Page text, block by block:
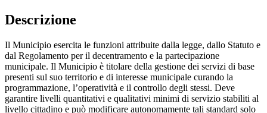
Descrizione
Il Municipio esercita le funzioni attribuite dalla legge, dallo Statuto e
dal Regolamento per il decentramento e la partecipazione
municipale. Il Municipio è titolare della gestione dei servizi di base
presenti sul suo territorio e di interesse municipale curando la
programmazione, l’operatività e il controllo degli stessi. Deve
garantire livelli quantitativi e qualitativi minimi di servizio stabiliti al
livello cittadino e può modificare autonomamente tali standard solo